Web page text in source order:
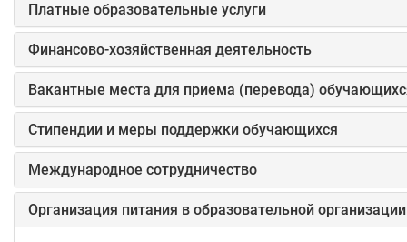
Платные образовательные услуги
Финансово-хозяйственная деятельность
Вакантные места для приема (перевода)
Стипендии и меры поддержки обучающихся
Международное сотрудничество
Организация питания в образовательной организации